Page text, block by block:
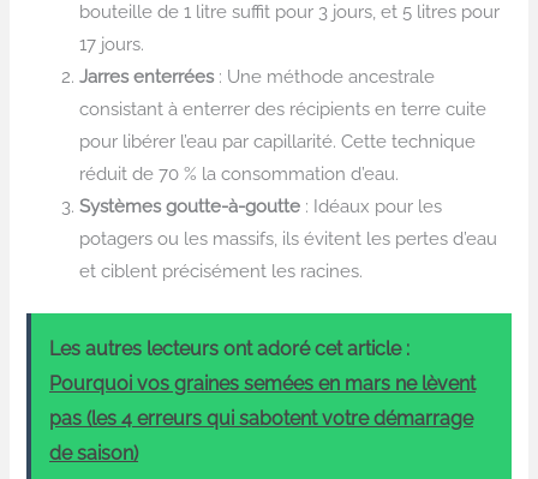
bouteille de 1 litre suffit pour 3 jours, et 5 litres pour
17 jours.
Jarres enterrées: Une méthode ancestrale
consistant à enterrer des récipients en terre cuite
pour libérer l’eau par capillarité. Cette technique
réduit de 70 % la consommation d’eau.
Systèmes goutte-à-goutte : Idéaux pour les
potagers ou les massifs, ils évitent les pertes d’eau
et ciblent précisément les racines.
Les autres lecteurs ont adoré cet article :
Pourquoi vos graines semées en mars ne lèvent
pas (les 4 erreurs qui sabotent votre démarrage
de saison)